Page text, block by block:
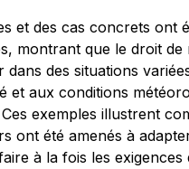
et des cas concrets ont
montrant que le droit de
dans des situations
et aux conditions
exemples illustrent
ont été amenés à
à la fois les exigences